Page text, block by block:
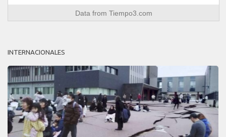
Data from Tiempo3.com
INTERNACIONALES